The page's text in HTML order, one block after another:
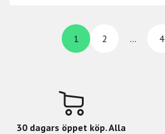
1 2 … 4
30 dagars öppet köp. Alla